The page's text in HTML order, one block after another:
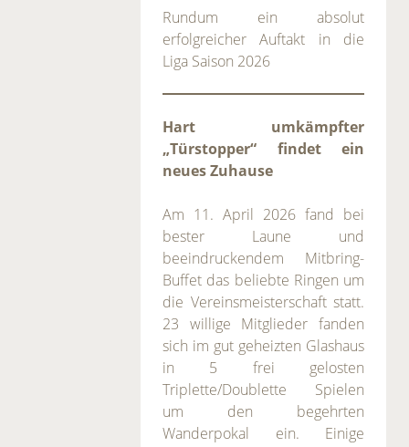
Rundum ein absolut
erfolgreicher Auftakt in die
Liga Saison 2026
Hart umkämpfter
„Türstopper“ findet ein
neues Zuhause
Am 11. April 2026 fand bei
bester Laune und
beeindruckendem Mitbring-
Buffet das beliebte Ringen um
die Vereinsmeisterschaft statt.
23 willige Mitglieder fanden
sich im gut geheizten Glashaus
in 5 frei gelosten
Triplette/Doublette Spielen
um den begehrten
Wanderpokal ein. Einige